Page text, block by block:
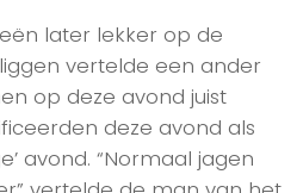
later lekker op de
vertelde een ander
op deze avond juist
deze avond als
avond. “Normaal jagen